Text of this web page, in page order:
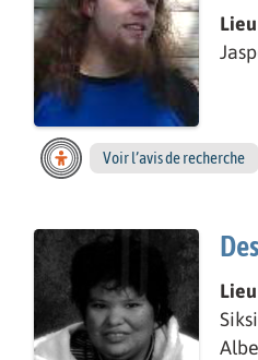
Voir l’avis de recherche